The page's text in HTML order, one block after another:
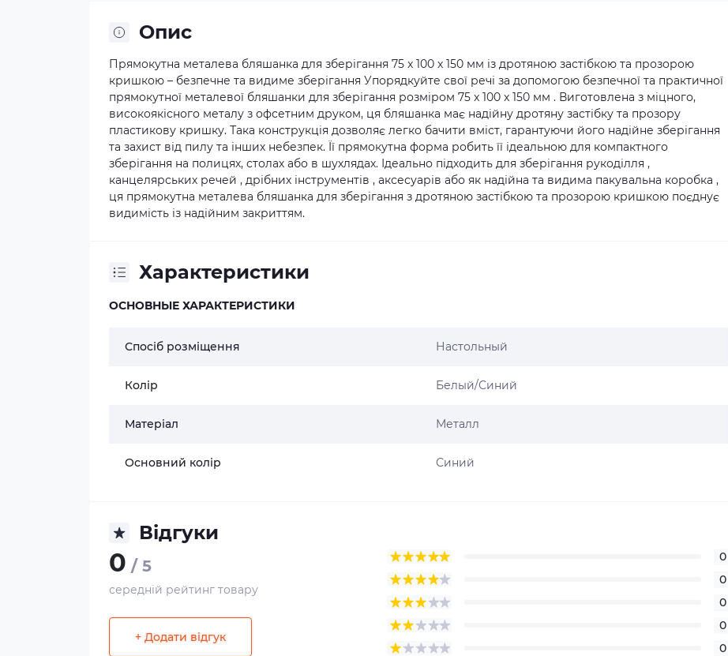
Опис
Прямокутна металева бляшанка для зберігання 75 x 100 x 150 мм із дротяною застібкою та прозорою
кришкою – безпечне та видиме зберігання Упорядкуйте свої речі за допомогою безпечної та практичної
прямокутної металевої бляшанки для зберігання розміром 75 x 100 x 150 мм . Виготовлена з міцного,
високоякісного металу з офсетним друком, ця бляшанка має надійну дротяну застібку та прозору
пластикову кришку. Така конструкція дозволяє легко бачити вміст, гарантуючи його надійне зберігання
та захист від пилу та інших небезпек. Її прямокутна форма робить її ідеальною для компактного
зберігання на полицях, столах або в шухлядах. Ідеально підходить для зберігання рукоділля ,
канцелярських речей , дрібних інструментів , аксесуарів або як надійна та видима пакувальна коробка ,
ця прямокутна металева бляшанка для зберігання з дротяною застібкою та прозорою кришкою поєднує
видимість із надійним закриттям.
Характеристики
ОСНОВНЫЕ ХАРАКТЕРИСТИКИ
Спосіб розміщення Настольный
Колір Белый/Синий
Матеріал Металл
Основний колір Синий
Відгуки
0 / 5
середній рейтинг товару
+ Додати відгук
0
0
0
0
0